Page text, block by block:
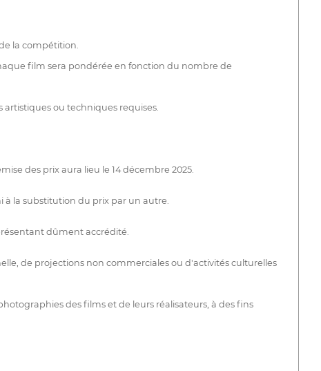
la compétition.
film sera pondérée en fonction du nombre de
ou techniques requises.
des prix aura lieu le 14 décembre 2025.
la substitution du prix par un autre.
dûment accrédité.
de projections non commerciales ou d'activités culturelles
des films et de leurs réalisateurs, à des fins